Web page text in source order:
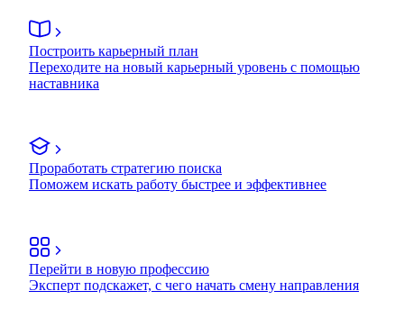
Построить карьерный план
Переходите на новый карьерный уровень с помощью
наставника
Проработать стратегию поиска
Поможем искать работу быстрее и эффективнее
Перейти в новую профессию
Эксперт подскажет, с чего начать смену направления